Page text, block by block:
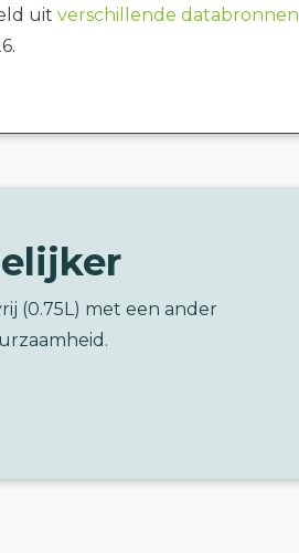
uit verschillende databronnen
(0.75L) met een ander